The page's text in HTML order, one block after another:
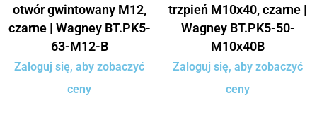
otwór gwintowany M12,
czarne | Wagney BT.PK5-
63-M12-B
Zaloguj się, aby zobaczyć
ceny
trzpień M10x40, czarne |
Wagney BT.PK5-50-
M10x40B
Zaloguj się, aby zobaczyć
ceny